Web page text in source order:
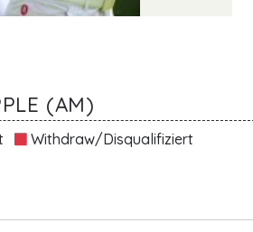
(AM)
Withdraw/Disqualifiziert